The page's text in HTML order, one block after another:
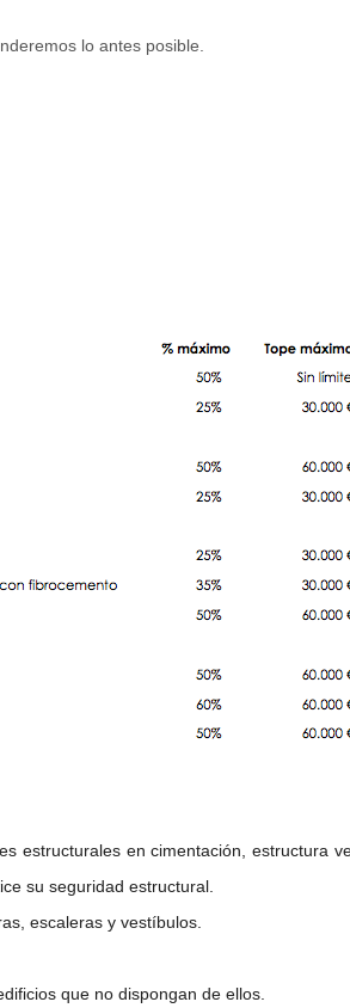
lo antes posible.
estructurales en cimentación, estructura
su seguridad estructural.
escaleras y vestíbulos.
que no dispongan de ellos.